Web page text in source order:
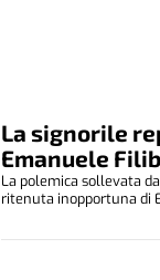
La signorile
Emanuele
La polemica sollevata
ritenuta inopportuna di